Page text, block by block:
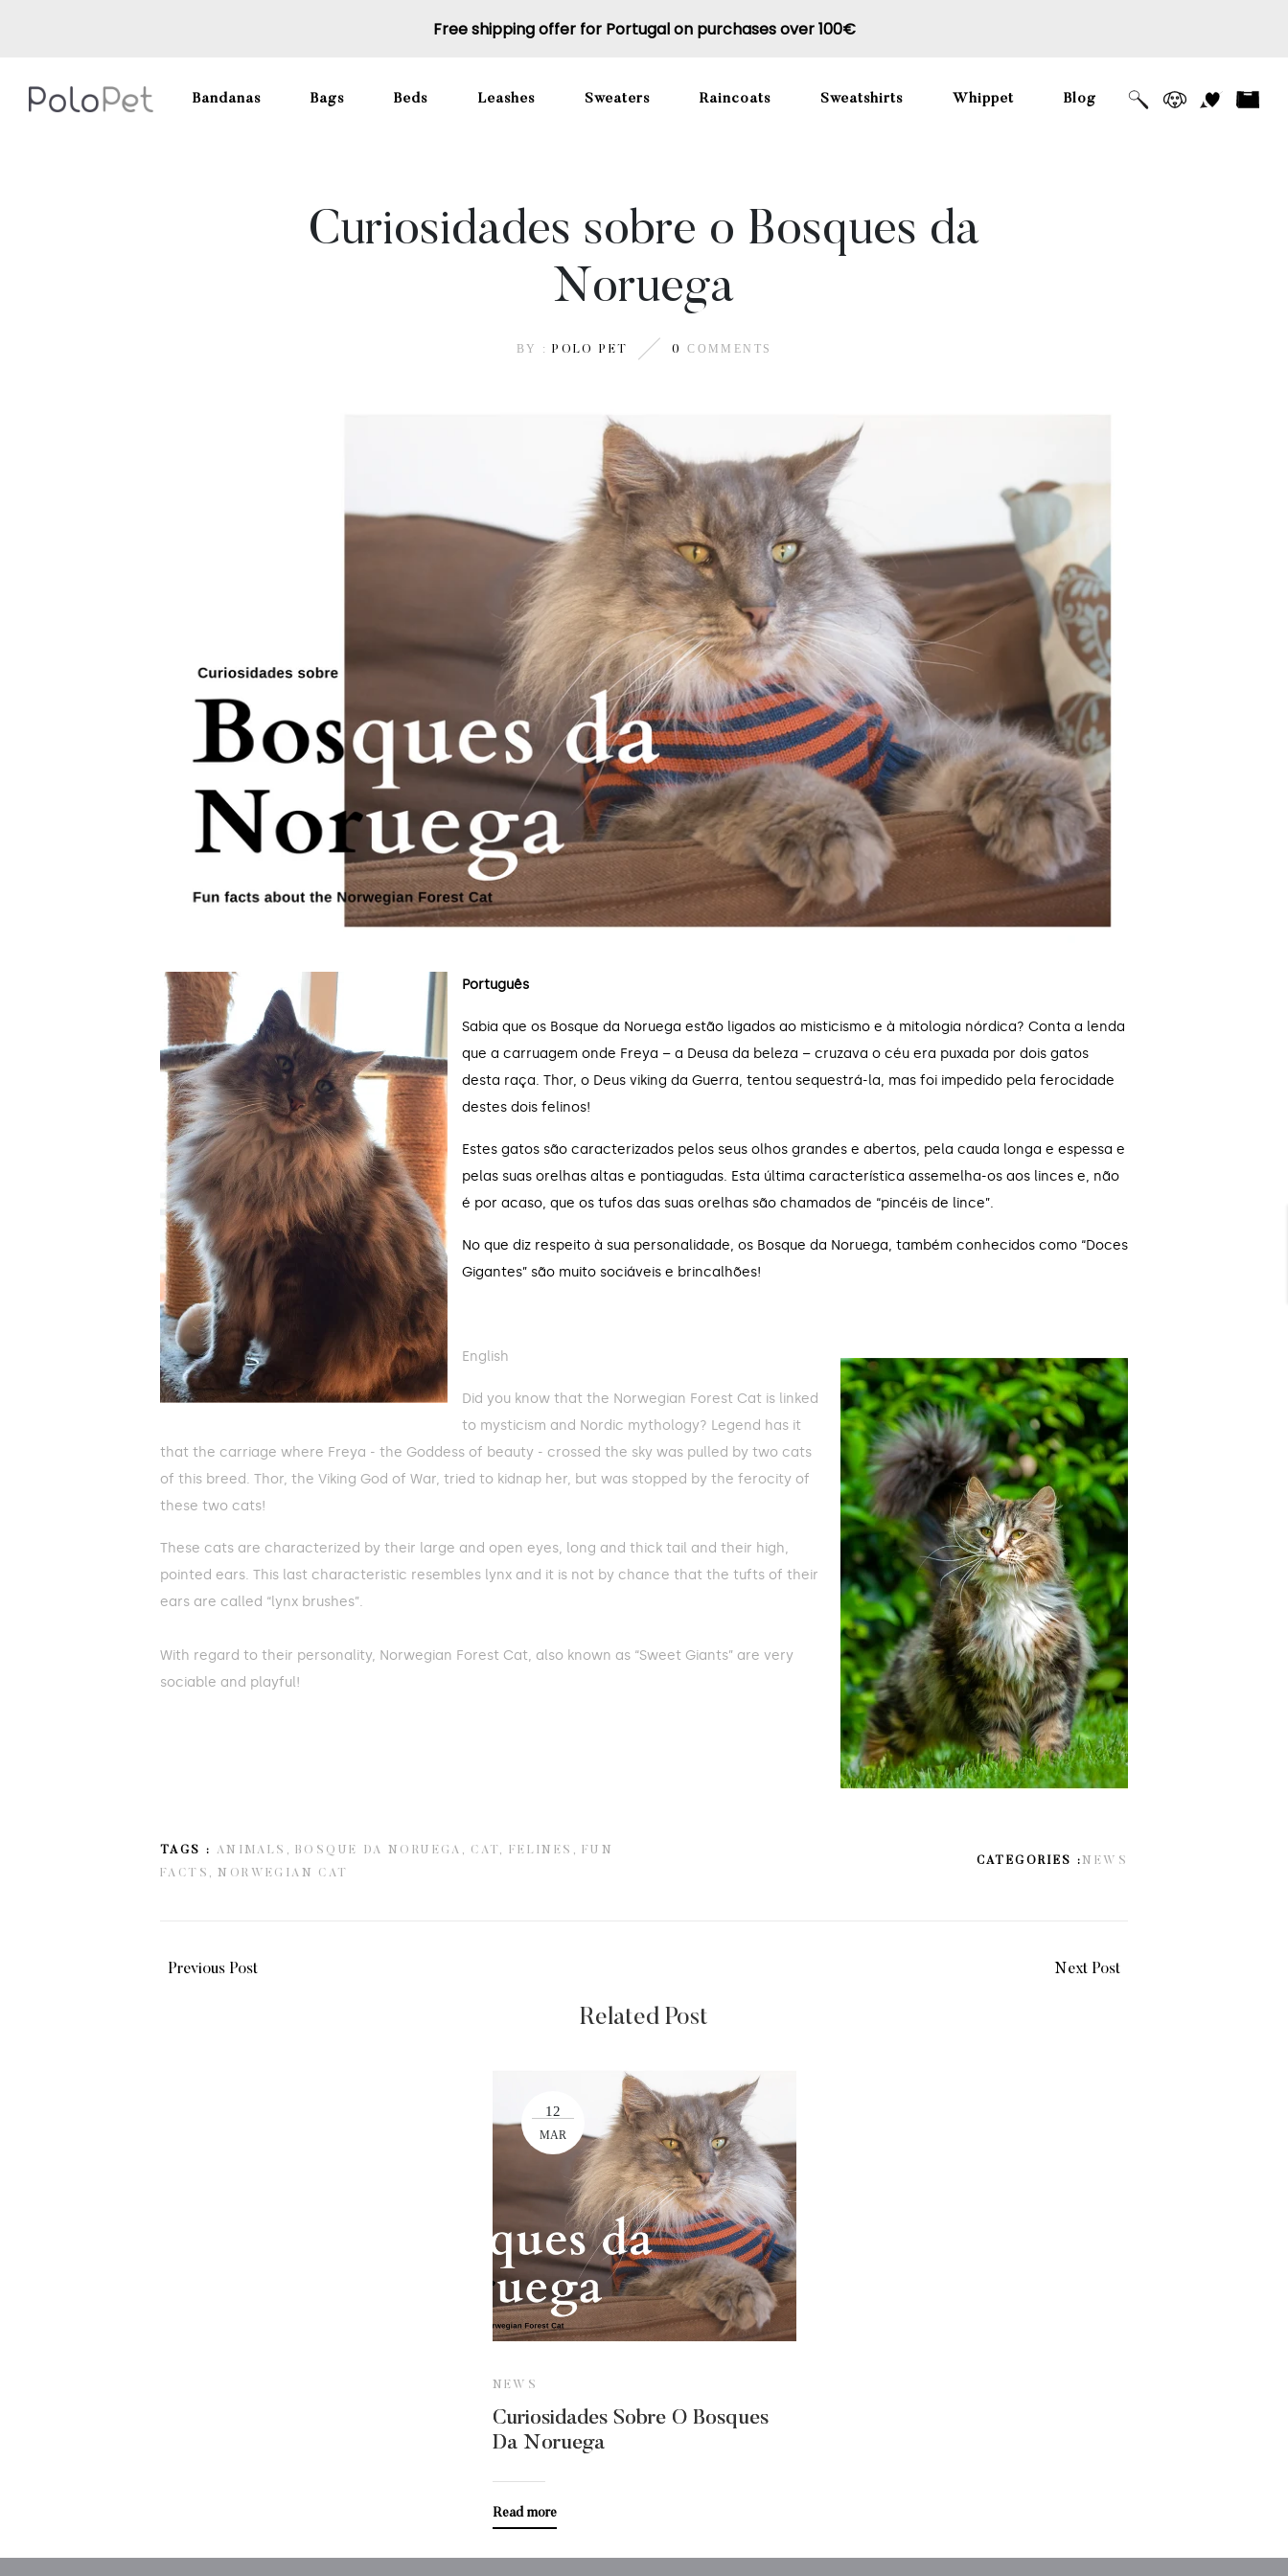
Free shipping offer for Portugal on purchases over 100€
Bandanas Bags Beds Leashes Sweaters Raincoats Sweatshirts Whippet Blog
Curiosidades sobre o Bosques da
Noruega
BY : POLO PET 0 COMMENTS
Português
Sabia que os Bosque da Noruega estão ligados ao misticismo e à mitologia nórdica? Conta a lenda
que a carruagem onde Freya – a Deusa da beleza – cruzava o céu era puxada por dois gatos
desta raça. Thor, o Deus viking da Guerra, tentou sequestrá-la, mas foi impedido pela ferocidade
destes dois felinos!
Estes gatos são caracterizados pelos seus olhos grandes e abertos, pela cauda longa e espessa e
pelas suas orelhas altas e pontiagudas. Esta última característica assemelha-os aos linces e, não
é por acaso, que os tufos das suas orelhas são chamados de “pincéis de lince”.
No que diz respeito à sua personalidade, os Bosque da Noruega, também conhecidos como “Doces
Gigantes” são muito sociáveis e brincalhões!
English
Did you know that the Norwegian Forest Cat is linked
to mysticism and Nordic mythology? Legend has it
that the carriage where Freya - the Goddess of beauty - crossed the sky was pulled by two cats
of this breed. Thor, the Viking God of War, tried to kidnap her, but was stopped by the ferocity of
these two cats!
These cats are characterized by their large and open eyes, long and thick tail and their high,
pointed ears. This last characteristic resembles lynx and it is not by chance that the tufts of their
ears are called “lynx brushes”.
With regard to their personality, Norwegian Forest Cat, also known as “Sweet Giants” are very
sociable and playful!
TAGS : ANIMALS, BOSQUE DA NORUEGA, CAT, FELINES,
FUN
FACTS,
NORWEGIAN CAT
CATEGORIES : NEWS
Previous Post Next Post
Related Post
12
MAR
NEWS
Curiosidades Sobre O Bosques
Da Noruega
Read more